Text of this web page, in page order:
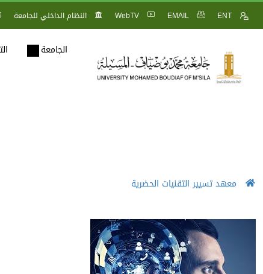
ENT
EMAIL
WebTV النظام الداخلي للجامعة
الجامعة
معهد تسيير التقنيات الحضرية